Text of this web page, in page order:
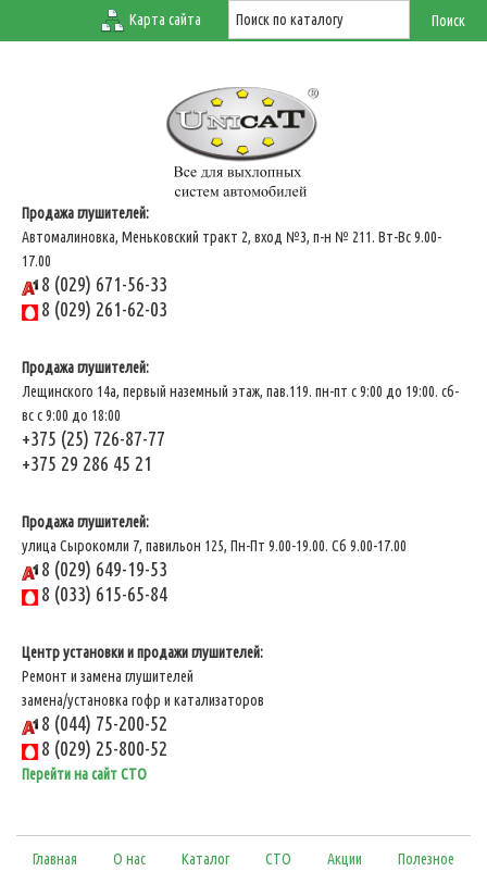
Карта сайта
Продажа глушителей:
Автомалиновка, Меньковский тракт 2, вход №3, п-н № 211. Вт-Вс 9.00-
17.00
8 (029) 671-56-33
8 (029) 261-62-03
Продажа глушителей:
Лещинского 14а, первый наземный этаж, пав.119. пн-пт с 9:00 до 19:00. сб-
вс с 9:00 до 18:00
+375 (25) 726-87-77
+375 29 286 45 21
Продажа глушителей:
улица Сырокомли 7, павильон 125, Пн-Пт 9.00-19.00. Сб 9.00-17.00
8 (029) 649-19-53
8 (033) 615-65-84
Центр установки и продажи глушителей:
Ремонт и замена глушителей
замена/установка гофр и катализаторов
8 (044) 75-200-52
8 (029) 25-800-52
Перейти на сайт СТО
Главная О нас Каталог СТО Акции Полезное